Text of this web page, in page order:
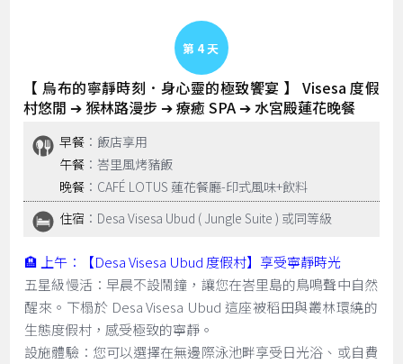
Day 4
【 烏布的寧靜時刻．身心靈的極致饗宴 】 Visesa 度假
村悠閒 ➔ 猴林路漫步 ➔ 療癒 SPA ➔ 水宮殿蓮花晚餐
早餐 ：飯店享用
午餐 ：峇里風烤豬飯
晚餐 ：CAFÉ LOTUS 蓮花餐廳-印式風味+飲料
住宿 ：Desa Visesa Ubud ( Jungle Suite ) 或同等級
🏨 上午：【Desa Visesa Ubud 度假村】享受寧靜時光
五星級慢活：早晨不設鬧鐘，讓您在峇里島的鳥鳴聲中自然
醒來。下榻於 Desa Visesa Ubud 這座被稻田與叢林環繞的
生態度假村，感受極致的寧靜。
設施體驗：您可以選擇在無邊際泳池畔享受日光浴、或自費